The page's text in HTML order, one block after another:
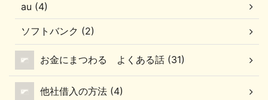
au (4)
ソフトバンク (2)
お金にまつわる よくある話 (31)
他社借入の方法 (4)